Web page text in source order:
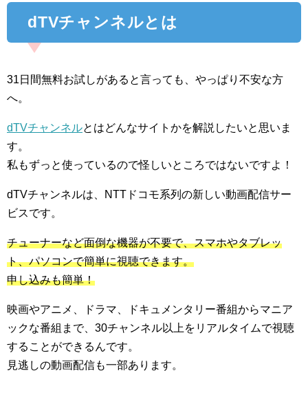
dTVチャンネルとは
31日間無料お試しがあると言っても、やっぱり不安な方
へ。
dTVチャンネルとはどんなサイトかを解説したいと思いま
す。
私もずっと使っているので怪しいところではないですよ！
dTVチャンネルは、NTTドコモ系列の新しい動画配信サー
ビスです。
チューナーなど面倒な機器が不要で、スマホやタブレッ
ト、パソコンで簡単に視聴できます。
申し込みも簡単！
映画やアニメ、ドラマ、ドキュメンタリー番組からマニア
ックな番組まで、30チャンネル以上をリアルタイムで視聴
することができるんです。
見逃しの動画配信も一部あります。